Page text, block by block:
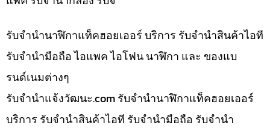
รับจำนำนาฬิกาแท็คฮอยเออร์ บริการ รับจำนำสินค้าไอที
รับจำนำมือถือ ไอแพค ไอโฟน นาฬิกา และ ของแบ
รนด์เนมต่างๆ
รับจํานําแจ้งวัฒนะ.com รับจำนำนาฬิกาแท็คฮอยเออร์
บริการ รับจำนำสินค้าไอที รับจำนำมือถือ รับจำนำ